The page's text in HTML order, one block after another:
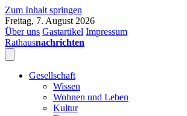
Zum Inhalt springen
Freitag, 7. August 2026
Über uns Gastartikel Impressum
Rathausnachrichten
Gesellschaft
Wissen
Wohnen und Leben
Kultur